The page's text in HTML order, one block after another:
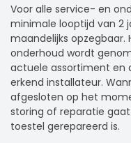
Voor alle service- en
minimale looptijd van 2
maandelijks
onderhoud wordt
actuele assortiment en
erkend installateur.
afgesloten op het
storing of reparatie
toestel gerepareerd is.